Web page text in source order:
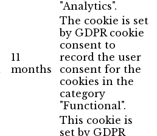
"Analytics".
11
months
The cookie is set
by GDPR cookie
consent to
record the user
consent for the
cookies in the
category
"Functional".
This cookie is
set by GDPR